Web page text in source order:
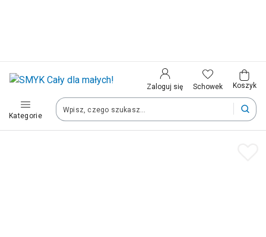
Zaloguj się Schowek Koszyk
Kategorie
Polska (Poland)
Twoje zamówienia dostarczymy na teren wybranego kraju.